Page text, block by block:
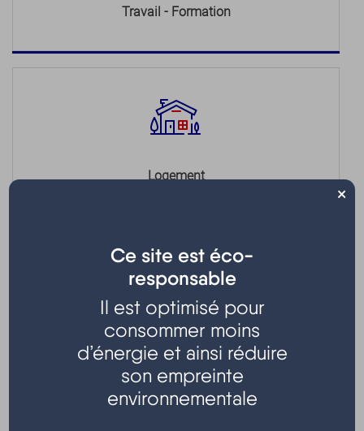
Travail - Formation
Logement
Transports - Mobilité
Ce site est éco-
responsable
Il est optimisé pour
consommer moins
d’énergie et ainsi réduire
son empreinte
environnementale
×